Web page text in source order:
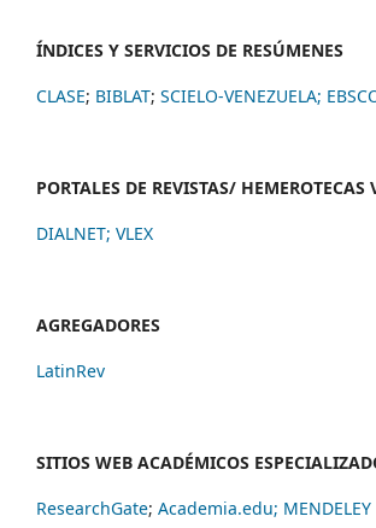
ÍNDICES Y SERVICIOS DE RESÚMENES
CLASE; BIBLAT; SCIELO-VENEZUELA;
PORTALES DE REVISTAS/ HEMEROTECAS
DIALNET; VLEX
AGREGADORES
LatinRev
SITIOS WEB ACADÉMICOS
ResearchGate; Academia.edu; MENDELEY